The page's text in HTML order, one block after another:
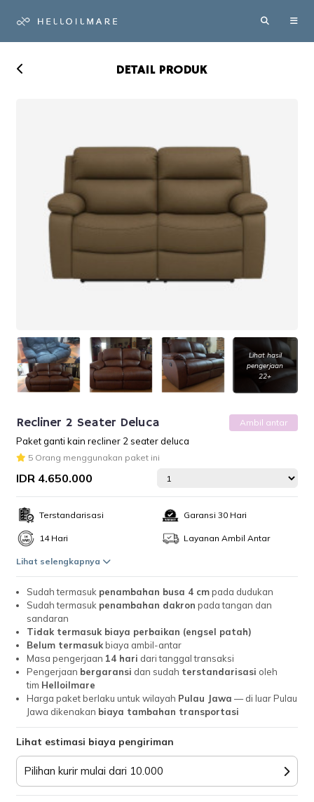
DETAIL PRODUK
Lihat hasil
pengerjaan
22+
Recliner 2 Seater Deluca Ambil antar
Paket ganti kain recliner 2 seater deluca
5 Orang menggunakan paket ini
IDR 4.650.000
Terstandarisasi Garansi 30 Hari
14 Hari Layanan Ambil Antar
Lihat selengkapnya
Sudah termasuk penambahan busa 4 cmpada dudukan
Sudah termasuk penambahan dakron pada tangan dan
sandaran
Tidak termasuk biaya perbaikan (engsel patah)
Belum termasuk biaya ambil-antar
Masa pengerjaan 14 hari dari tanggal transaksi
Pengerjaan bergaransi dan sudah terstandarisasi oleh
tim Helloilmare
Harga paket berlaku untuk wilayah Pulau Jawa — di luar Pulau
Jawa dikenakan biaya tambahan transportasi
Lihat estimasi biaya pengiriman
Pilihan kurir mulai dari 10.000